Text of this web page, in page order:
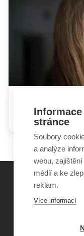
dítěte
©Obecně
stránce
Soubory
a analýze
webu,
médií a ke
reklam.
Více informací